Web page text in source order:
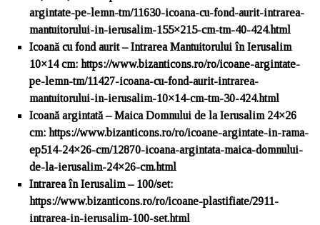
argintate-pe-lemn-tm/11630-icoana-cu-fond-aurit-intrarea-
mantuitorului-in-ierusalim-155×215-cm-tm-40-424.html
Icoană cu fond aurit – Intrarea Mantuitoruluiîn Ierusalim
10×14 cm: https://www.bizanticons.ro/ro/icoane-argintate-
pe-lemn-tm/11427-icoana-cu-fond-aurit-intrarea-
mantuitorului-in-ierusalim-10×14-cm-tm-30-424.html
Icoană argintată – Maica Domnului de la Ierusalim 24×26
cm: https://www.bizanticons.ro/ro/icoane-argintate-in-rama-
ep514-24×26-cm/12870-icoana-argintata-maica-domnului-
de-la-ierusalim-24×26-cm.html
Intrareaîn Ierusalim – 100/set:
https://www.bizanticons.ro/ro/icoane-plastifiate/2911-
intrarea-in-ierusalim-100-set.html